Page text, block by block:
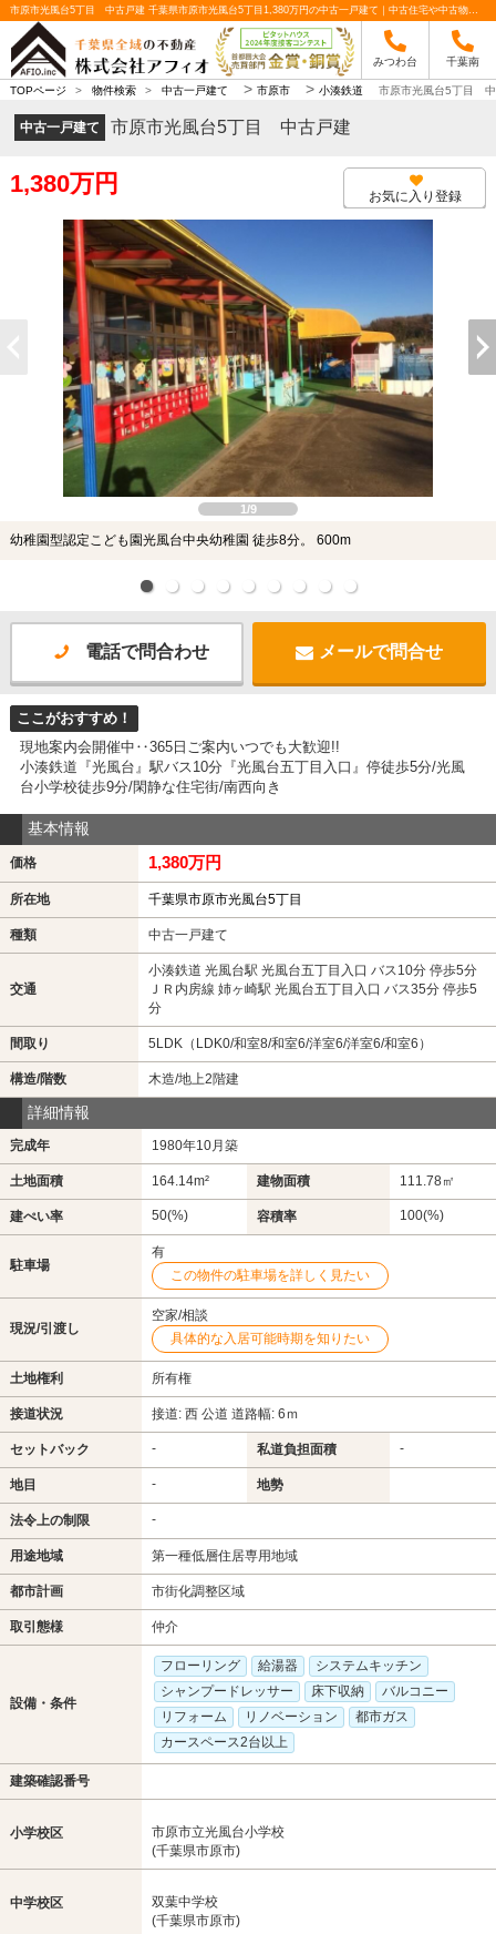
市原市光風台5丁目 中古戸建 千葉県市原市光風台5丁目1,380万円の中古一戸建て｜中古住宅や中古物件情報｜株式会社アフィオ
みつわ台 千葉南
TOPページ > 物件検索 > 中古一戸建て > 市原市 > 小湊鉄道 市原市光風台5丁目
中古一戸建て 市原市光風台5丁目 中古戸建
1,380万円 お気に入り登録
1/9
幼稚園型認定こども園光風台中央幼稚園 徒歩8分。 600m
電話で問合わせ メールで問合せ
ここがおすすめ！
現地案内会開催中‥365日ご案内いつでも大歓迎!!
小湊鉄道『光風台』駅バス10分『光風台五丁目入口』停徒歩5分/光風
台小学校徒歩9分/閑静な住宅街/南西向き
基本情報
価格 1,380万円
所在地 千葉県市原市光風台5丁目
種類 中古一戸建て
交通
小湊鉄道 光風台駅 光風台五丁目入口 バス10分 停歩5分
ＪＲ内房線 姉ヶ崎駅 光風台五丁目入口 バス35分 停歩5
分
間取り 5LDK（LDK0/和室8/和室6/洋室6/洋室6/和室6）
構造/階数 木造/地上2階建
詳細情報
完成年 1980年10月築
土地面積 164.14m² 建物面積 111.78㎡
建ぺい率 50(%) 容積率 100(%)
駐車場
有
この物件の駐車場を詳しく見たい
現況/引渡し
空家/相談
具体的な入居可能時期を知りたい
土地権利 所有権
接道状況 接道: 西 公道 道路幅: 6ｍ
セットバック - 私道負担面積 -
地目 - 地勢
法令上の制限 -
用途地域 第一種低層住居専用地域
都市計画 市街化調整区域
取引態様 仲介
設備・条件
フローリング 給湯器
システムキッチン
シャンプードレッサー
床下収納
バルコニー
リフォーム
リノベーション
都市ガス
カースペース2台以上
建築確認番号
小学校区
市原市立光風台小学校
(千葉県市原市)
中学校区
双葉中学校
(千葉県市原市)